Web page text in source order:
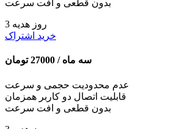
بدون قطعی و افت سرعت
3 روز هدیه
خرید اشتراک
سه ماه / 27000 تومان
عدم محدودیت حجمی و سرعت
قابلیت اتصال دو کاربر همزمان
بدون قطعی و افت سرعت